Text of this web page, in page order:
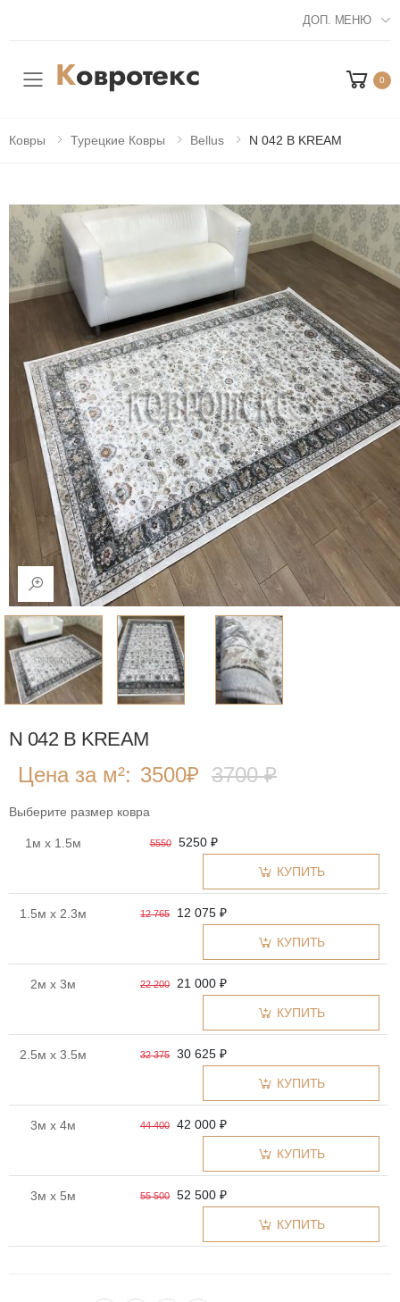
ДОП. МЕНЮ
Мобильное меню 0
Ковры Турецкие Ковры Bellus N 042 B KREAM
N 042 B KREAM
Цена за м²: 3500₽ 3700 ₽
Выберите размер ковра
1м x 1.5м 55505250 ₽
КУПИТЬ
1.5м x 2.3м 12 765 12 075 ₽
КУПИТЬ
2м x 3м 22 200 21 000 ₽
КУПИТЬ
2.5м x 3.5м 32 375 30 625 ₽
КУПИТЬ
3м x 4м 44 400 42 000 ₽
КУПИТЬ
3м x 5м 55 500 52 500 ₽
КУПИТЬ